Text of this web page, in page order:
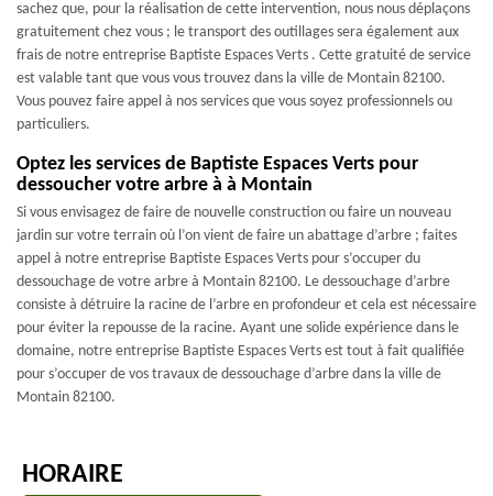
sachez que, pour la réalisation de cette intervention, nous nous déplaçons
gratuitement chez vous ; le transport des outillages sera également aux
frais de notre entreprise Baptiste Espaces Verts . Cette gratuité de service
est valable tant que vous vous trouvez dans la ville de Montain 82100.
Vous pouvez faire appel à nos services que vous soyez professionnels ou
particuliers.
Optez les services de Baptiste Espaces Verts pour
dessoucher votre arbre à à Montain
Si vous envisagez de faire de nouvelle construction ou faire un nouveau
jardin sur votre terrain où l’on vient de faire un abattage d’arbre ; faites
appel à notre entreprise Baptiste Espaces Verts pour s’occuper du
dessouchage de votre arbre à Montain 82100. Le dessouchage d’arbre
consiste à détruire la racine de l’arbre en profondeur et cela est nécessaire
pour éviter la repousse de la racine. Ayant une solide expérience dans le
domaine, notre entreprise Baptiste Espaces Verts est tout à fait qualifiée
pour s’occuper de vos travaux de dessouchage d’arbre dans la ville de
Montain 82100.
HORAIRE